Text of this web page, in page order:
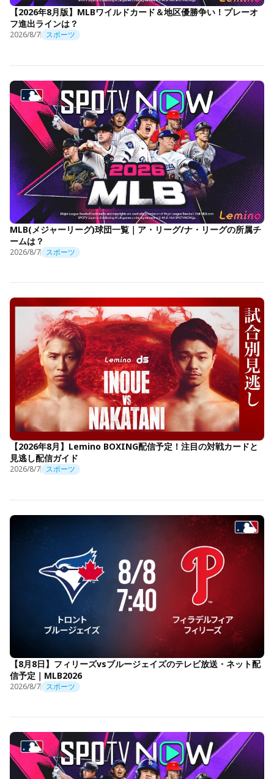
【2026年8月版】MLBワイルドカード＆地区優勝争い！プレーオ
フ進出ラインは？
2026/8/7 スポーツ
MLB(メジャーリーグ)球団一覧｜ア・リーグ/ナ・リーグの所属チ
ームは？
2026/8/7 スポーツ
【2026年8月】Lemino BOXING配信予定！注目の対戦カードと
見逃し配信ガイド
2026/8/7 スポーツ
【8月8日】フィリーズvsブルージェイズのテレビ放送・ネット配
信予定｜MLB2026
2026/8/7 スポーツ